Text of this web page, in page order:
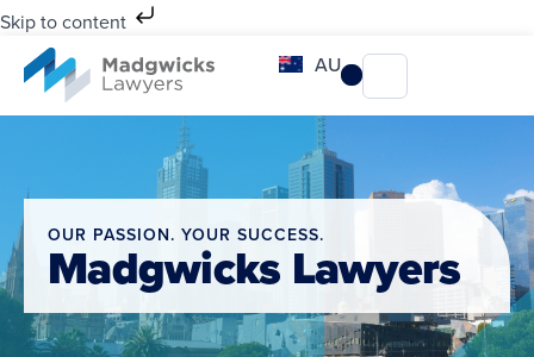
Skip to content
AU
OUR PASSION. YOUR SUCCESS.
Madgwicks Lawyers